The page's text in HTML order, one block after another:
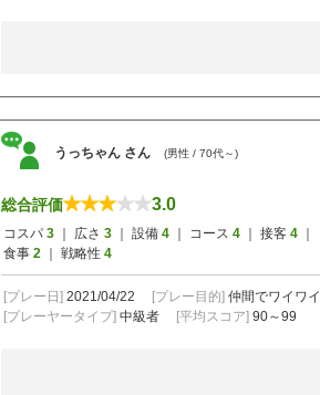
うっちゃん さん (男性 / 70代～)
総合評価 3.0
コスパ 3 ｜ 広さ 3 ｜ 設備 4 ｜ コース 4 ｜ 接客 4
食事 2 ｜ 戦略性 4
[プレー日] 2021/04/22 [プレー目的] 仲間でワイワイ
[プレーヤータイプ] 中級者 [平均スコア] 90～99